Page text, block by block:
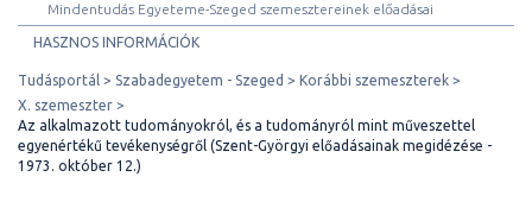
Mindentudás Egyeteme-Szeged szemesztereinek előadásai
HASZNOS INFORMÁCIÓK
Tudásportál Szabadegyetem - Szeged
Korábbi szemeszterek
X. szemeszter
Az alkalmazott tudományokról, és a tudományról mint műveszettel
egyenértékű tevékenységről (Szent-Györgyi előadásainak megidézése -
1973. október 12.)